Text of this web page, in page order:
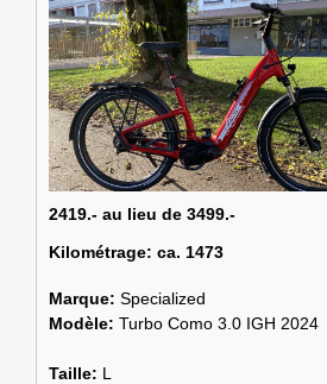
2419.- au lieu de 3499.-
Kilométrage: ca. 1473
Marque: Specialized
Modèle: Turbo Como 3.0 IGH 2024
Taille: L